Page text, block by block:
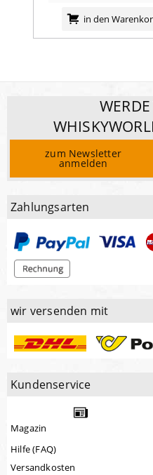
in den
zum Newsletter
anmelden
Zahlungsarten
wir versenden mit
Kundenservice
Magazin
Hilfe (FAQ)
Versandkosten